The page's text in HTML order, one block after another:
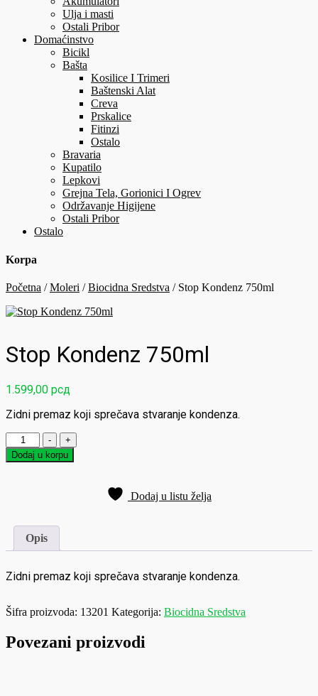
Ulja i masti
Ostali Pribor
Domaćinstvo
Bicikl
Bašta
Kosilice I Trimeri
Baštenski Alat
Creva
Prskalice
Fitinzi
Ostalo
Bravaria
Kupatilo
Lepkovi
Grejna Tela, Gorionici I Ogrev
Održavanje Higijene
Ostali Pribor
Ostalo
Korpa
Početna /Moleri /Biocidna Sredstva / Stop Kondenz 750ml
Stop Kondenz 750ml
1.599,00 рсд
Zidni premaz koji sprečava stvaranje kondenza.
-
Stop
Kondenz
750ml
+
Dodaj u korpu
Dodaj u listu želja
Opis
Zidni premaz koji sprečava stvaranje kondenza.
Šifra proizvoda: 13201 Kategorija: Biocidna Sredstva
Povezani proizvodi